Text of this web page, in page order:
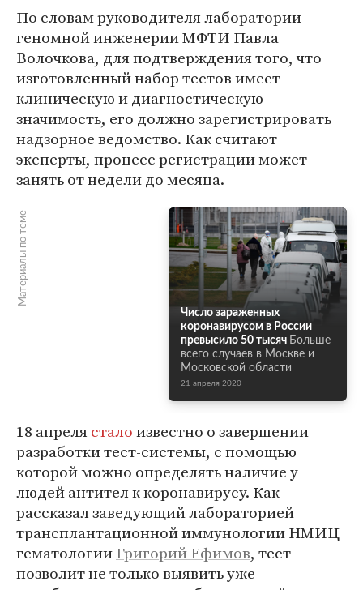
По словам руководителя лаборатории
геномной инженерии МФТИ Павла
Волочкова, для подтверждения того, что
изготовленный набор тестов имеет
клиническую и диагностическую
значимость, его должно зарегистрировать
надзорное ведомство. Как считают
эксперты, процесс регистрации может
занять от недели до месяца.
Материалы по теме
Число зараженных
коронавирусом в России
превысило 50 тысяч Больше
всего случаев в Москве и
Московской области
21 апреля 2020
18 апрелясталоизвестно о завершении
разработки тест-системы, с помощью
которой можно определять наличие у
людей антител к коронавирусу. Как
рассказал заведующий лабораторией
трансплантационной иммунологии НМИЦ
гематологииГригорий Ефимов, тест
позволит не только выявить уже